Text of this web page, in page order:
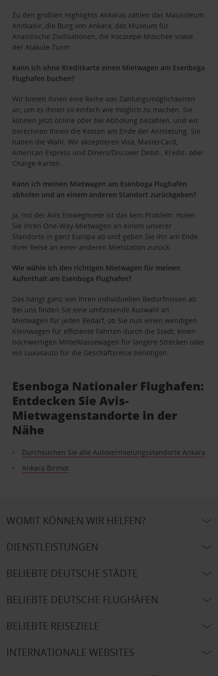
Zu den größten Highlights Ankaras zählen das Mausoleum
Anıtkabir, die Burg von Ankara, das Museum für
Anatolische Zivilisationen, die Kocatepe-Moschee sowie
der Atakule-Turm.
Kann ich ohne Kreditkarte einen Mietwagen am Esenboga
Flughafen buchen?
Wir bieten Ihnen eine Reihe von Zahlungsmöglichkeiten
an, um es Ihnen so einfach wie möglich zu machen. Sie
können jetzt online oder bei Abholung bezahlen, und wir
berechnen Ihnen die Kosten am Ende der Anmietung. Sie
haben die Wahl. Wir akzeptieren Visa, MasterCard,
American Express und Diners/Discover Debit-, Kredit- oder
Charge-Karten.
Kann ich meinen Mietwagen am Esenboga Flughafen
abholen und an einem anderen Standort zurückgeben?
Ja, mit der Avis Einwegmiete ist das kein Problem. Holen
Sie Ihren One-Way-Mietwagen an einem unserer
Standorte in ganz Europa ab und geben Sie ihn am Ende
Ihrer Reise an einer anderen Mietstation zurück.
Wie wähle ich den richtigen Mietwagen für meinen
Aufenthalt am Esenboga Flughafen?
Das hängt ganz von Ihren individuellen Bedürfnissen ab.
Bei uns finden Sie eine umfassende Auswahl an
Mietwagen für jeden Bedarf, ob Sie nun einen wendigen
Kleinwagen für effiziente Fahrten durch die Stadt, einen
hochwertigen Mittelklassewagen für längere Strecken oder
ein Luxusauto für die Geschäftsreise benötigen.
Esenboga Nationaler Flughafen:
Entdecken Sie Avis-
Mietwagenstandorte in der
Nähe
Durchsuchen Sie alle Autovermietungsstandorte Ankara
Ankara Birmot
WOMIT KÖNNEN WIR HELFEN?
DIENSTLEISTUNGEN
BELIEBTE DEUTSCHE STÄDTE
BELIEBTE DEUTSCHE FLUGHÄFEN
BELIEBTE REISEZIELE
INTERNATIONALE WEBSITES